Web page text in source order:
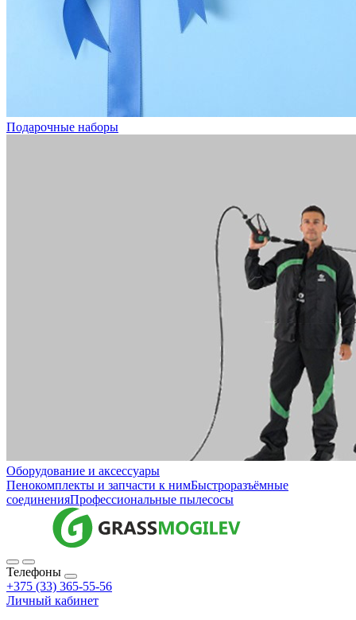
Подарочные наборы
Оборудование и аксессуары
Пенокомплекты и запчасти к нимБыстроразъёмные
соединенияПрофессиональные пылесосы
Телефоны
+375 (33) 365-55-56
Личный кабинет